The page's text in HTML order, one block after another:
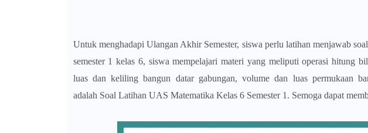
Untuk menghadapi Ulangan Akhir Semester, siswa perlu latihan menjawab
semester 1 kelas 6, siswa mempelajari materi yang meliputi operasi hitung
luas dan keliling bangun datar gabungan, volume dan luas permukaan
adalah Soal Latihan UAS Matematika Kelas 6 Semester 1. Semoga dapat